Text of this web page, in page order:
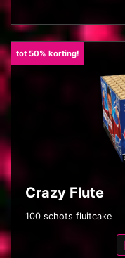
tot 50% korting!
Crazy Flute
100 schots fluitcake